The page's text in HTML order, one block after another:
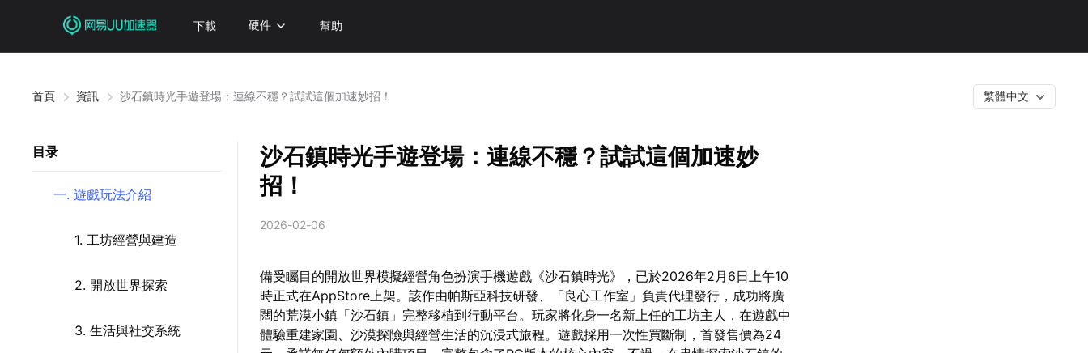
下載 硬件 幫助
首頁 資訊 沙石鎮時光手遊登場：連線不穩？試試這個加速妙招！ 繁體中文
目录
一. 遊戲玩法介紹
1. 工坊經營與建造
2. 開放世界探索
3. 生活與社交系統
沙石鎮時光手遊登場：連線不穩？試試這個加速妙
招！
2026-02-06
備受矚目的開放世界模擬經營角色扮演手機遊戲《沙石鎮時光》，已於2026年2月6日上午10
時正式在AppStore上架。該作由帕斯亞科技研發、「良心工作室」負責代理發行，成功將廣
闊的荒漠小鎮「沙石鎮」完整移植到行動平台。玩家將化身一名新上任的工坊主人，在遊戲中
體驗重建家園、沙漠探險與經營生活的沉浸式旅程。遊戲採用一次性買斷制，首發售價為24